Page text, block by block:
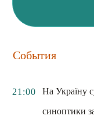
События
21:00
На Україну
синоптики